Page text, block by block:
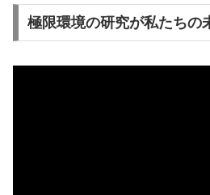
極限環境の研究が私たちの